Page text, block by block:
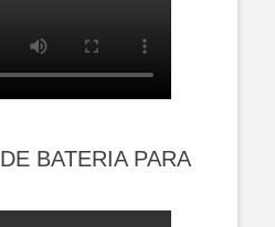
BATERIA PARA